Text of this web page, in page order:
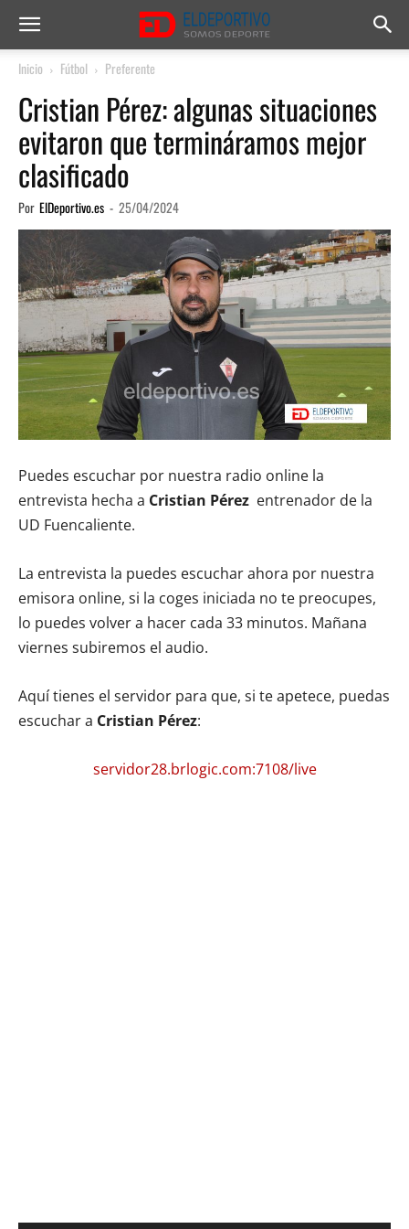
Inicio Fútbol Preferente
Cristian Pérez: algunas situaciones
evitaron que termináramos mejor
clasificado
Por ElDeportivo.es - 25/04/2024
Puedes escuchar por nuestra radio online la
entrevista hecha a Cristian Pérez entrenador de la
UD Fuencaliente.
La entrevista la puedes escuchar ahora por nuestra
emisora online, si la coges iniciada no te preocupes,
lo puedes volver a hacer cada 33 minutos. Mañana
viernes subiremos el audio.
Aquí tienes el servidor para que, si te apetece, puedas
escuchar a Cristian Pérez:
servidor28.brlogic.com:7108/live